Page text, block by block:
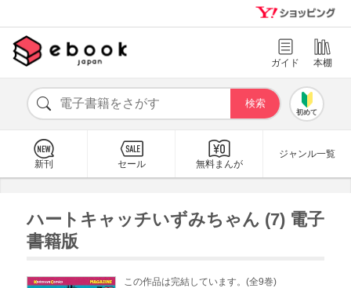
ガイド 本棚
初めて
新刊 セール 無料まんが
ジャンル一覧
ハートキャッチいずみちゃん (7) 電子
書籍版
この作品は完結しています。(全9巻)